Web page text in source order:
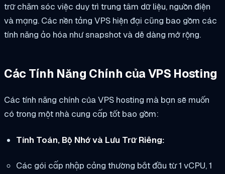
trữ chăm sóc việc duy trì trung tâm dữ liệu, nguồn điện
và mạng. Các nền tảng VPS hiện đại cũng bao gồm các
tính năng ảo hóa như snapshot và dễ dàng mở rộng.
Các Tính Năng Chính của VPS Hosting
Các tính năng chính của VPS hosting mà bạn sẽ muốn
có trong một nhà cung cấp tốt bao gồm:
Tính Toán, Bộ Nhớ và Lưu Trữ Riêng:
Các gói cấp nhập cảng thường bắt đầu từ 1 vCPU, 1